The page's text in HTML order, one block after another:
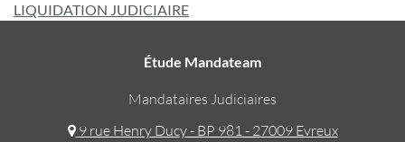
LIQUIDATION JUDICIAIRE
Étude Mandateam
Mandataires Judiciaires
9 rue Henry Ducy - BP 981 - 27009 Evreux